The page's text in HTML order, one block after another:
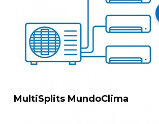
MultiSplits MundoClima